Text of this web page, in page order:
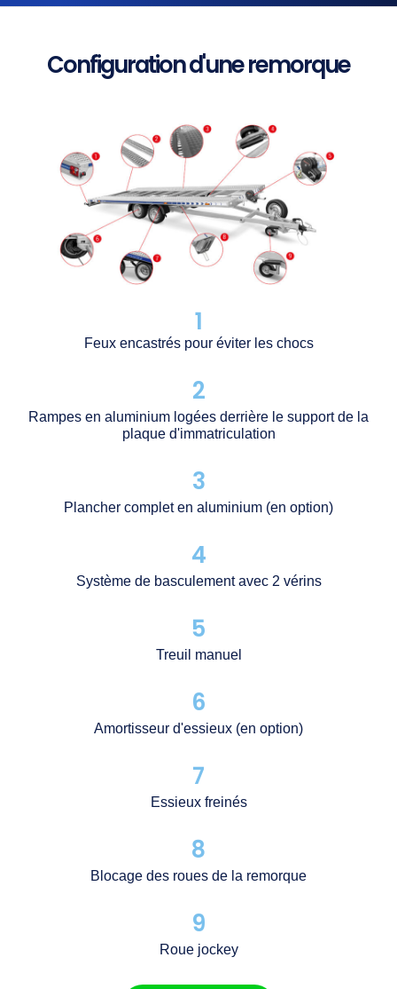
Configuration d'une remorque
1
Feux encastrés pour éviter les chocs
2
Rampes en aluminium logées derrière le support de la
plaque d'immatriculation
3
Plancher complet en aluminium (en option)
4
Système de basculement avec 2 vérins
5
Treuil manuel
6
Amortisseur d'essieux (en option)
7
Essieux freinés
8
Blocage des roues de la remorque
9
Roue jockey